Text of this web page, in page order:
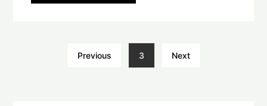
Previous 3 Next